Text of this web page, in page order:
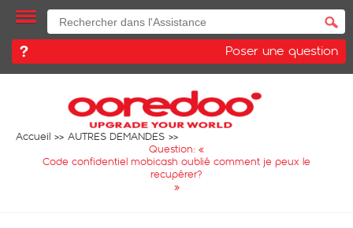
Poser une question
Accueil
AUTRES DEMANDES
Question: «
Code confidentiel mobicash oublié comment je peux le
recupérer?
»